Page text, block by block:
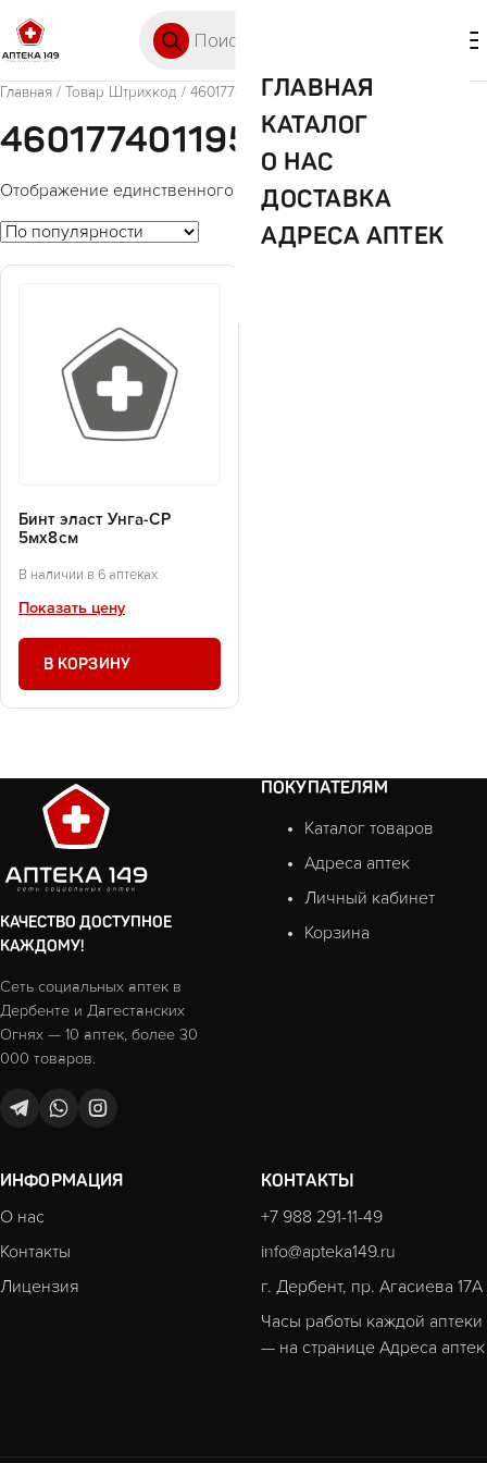
ГЛАВНАЯ
КАТАЛОГ
О НАС
ДОСТАВКА
АДРЕСА АПТЕК
Главная / Товар Штрихкод / 4601774011955
4601774011955
Отображение единственного товара
Бинт эласт Унга-СР
5мх8см
В наличии в 6 аптеках
Показать цену
В КОРЗИНУ
КАЧЕСТВО ДОСТУПНОЕ
КАЖДОМУ!
Сеть социальных аптек в
Дербенте и Дагестанских
Огнях — 10 аптек, более 30
000 товаров.
ПОКУПАТЕЛЯМ
Каталог товаров
Адреса аптек
Личный кабинет
Корзина
ИНФОРМАЦИЯ
О нас
Контакты
Лицензия
КОНТАКТЫ
+7 988 291-11-49
info@apteka149.ru
г. Дербент, пр. Агасиева 17А
Часы работы каждой аптеки
— на странице Адреса аптек